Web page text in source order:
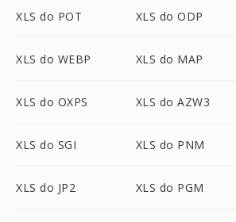
XLS do POT XLS do ODP
XLS do WEBP XLS do MAP
XLS do OXPS XLS do AZW3
XLS do SGI XLS do PNM
XLS do JP2 XLS do PGM